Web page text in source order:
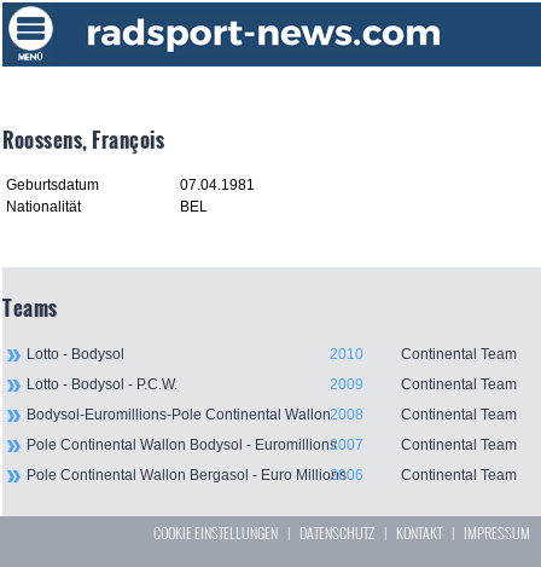
Roossens, François
Geburtsdatum
07.04.1981
Nationalität
BEL
Teams
Lotto - Bodysol 2010
Continental Team
Lotto - Bodysol - P.C.W.
2009
Continental Team
Bodysol-Euromillions-Pole Continental Wallon2008
Continental Team
Pole Continental Wallon Bodysol - Euromillions2007
Continental Team
Pole Continental Wallon Bergasol - Euro Millions2006 Continental Team
COOKIE EINSTELLUNGEN | DATENSCHUTZ | KONTAKT| IMPRESSUM